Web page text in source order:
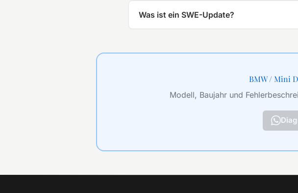
Was ist ein SWE-Update?
BMW / Mini
Modell, Baujahr und